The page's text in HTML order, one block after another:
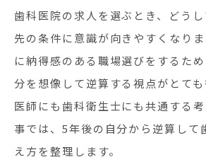
歯科医院の求人を選ぶとき、どう
先の条件に意識が向きやすくなり
に納得感のある職場選びをするた
分を想像して逆算する視点がとて
医師にも歯科衛生士にも共通する
事では、5年後の自分から逆算して
え方を整理します。